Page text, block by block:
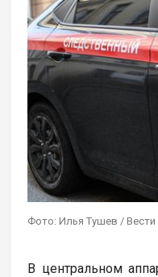
Фото: Илья Тушев /
В центральном